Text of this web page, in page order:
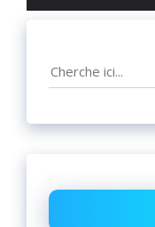
Search